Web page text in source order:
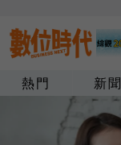
熱門 新聞